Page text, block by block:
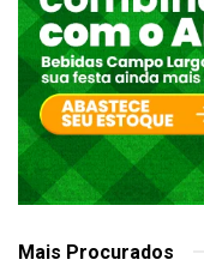
Mais Procurados